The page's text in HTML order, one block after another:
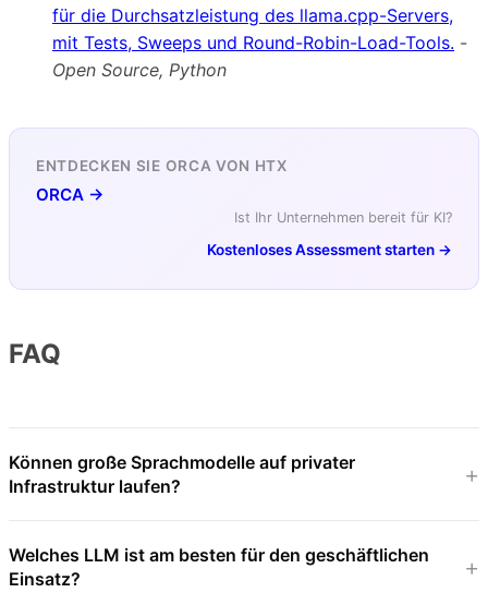
für die Durchsatzleistung des llama.cpp-Servers,
mit Tests, Sweeps und Round-Robin-Load-Tools. -
Open Source, Python
ENTDECKEN SIE ORCA VON HTX
ORCA →
Ist Ihr Unternehmen bereit für KI?
Kostenloses Assessment starten →
FAQ
Können große Sprachmodelle auf privater
Infrastruktur laufen?
Welches LLM ist am besten für den geschäftlichen
Einsatz?